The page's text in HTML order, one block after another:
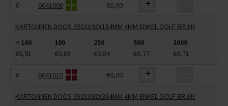
6041006 €0,00
KARTONNEN DOOS 392X192X184MM 4MM ENKEL GOLF BRUIN
< 100
100 250 500
1000
€0,91
€0,88 €0,84 €0,77 €0,71
6041010 €0,00
KARTONNEN DOOS 392X392X384MM 4MM ENKEL GOLF BRUIN